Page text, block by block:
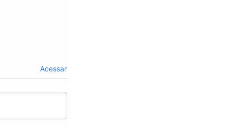
Acessar